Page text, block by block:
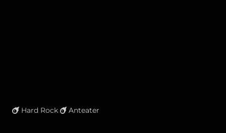
Hard Rock Anteater